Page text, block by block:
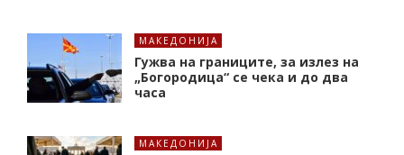
МАКЕДОНИЈА
Гужва на границите, за излез на
„Богородица“ се чека и до два
часа
МАКЕДОНИЈА